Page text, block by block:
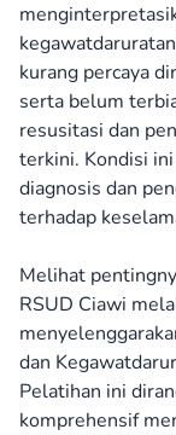
kurang percaya
serta belum
resusitasi dan
terkini. Kondisi
diagnosis dan
terhadap
Melihat
RSUD Ciawi
dan
Pelatihan ini
komprehensif